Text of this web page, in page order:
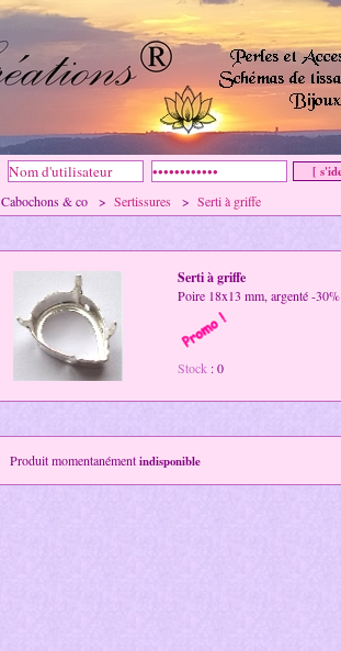
Cabochons & co > Sertissures > Serti à griffe
Serti à griffe
Poire 18x13 mm, argenté -30%
Stock : 0
Produit momentanémentindisponible